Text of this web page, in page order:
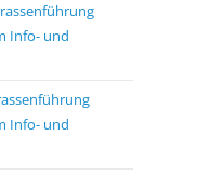
Info- und
Info- und